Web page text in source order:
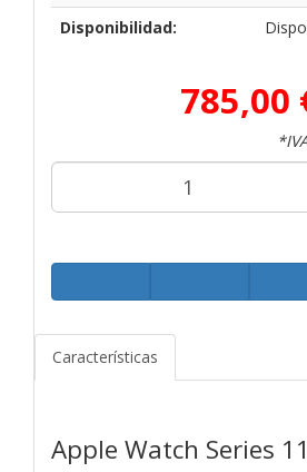
Disponibilidad:
785,00
Características
Apple Watch Series 11